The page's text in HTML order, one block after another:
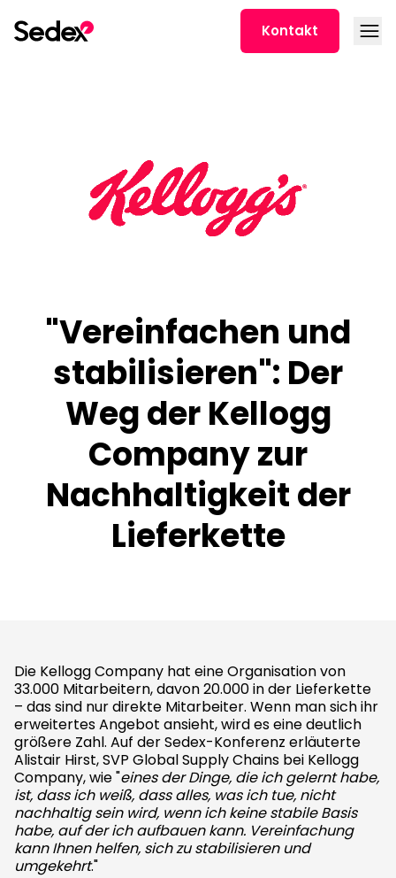
Kontakt
"Vereinfachen und
stabilisieren": Der
Weg der Kellogg
Company zur
Nachhaltigkeit der
Lieferkette
Die Kellogg Company hat eine Organisation von
33.000 Mitarbeitern, davon 20.000 in der Lieferkette
– das sind nur direkte Mitarbeiter. Wenn man sich ihr
erweitertes Angebot ansieht, wird es eine deutlich
größere Zahl. Auf der Sedex-Konferenz erläuterte
Alistair Hirst, SVP Global Supply Chains bei Kellogg
Company, wie "eines der Dinge, die ich gelernt habe,
ist, dass ich weiß, dass alles, was ich tue, nicht
nachhaltig sein wird, wenn ich keine stabile Basis
habe, auf der ich aufbauen kann. Vereinfachung
kann Ihnen helfen, sich zu stabilisieren und
umgekehrt."